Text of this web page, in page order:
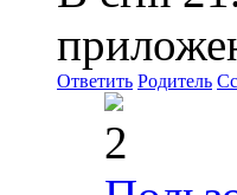
Ответить Родитель
2